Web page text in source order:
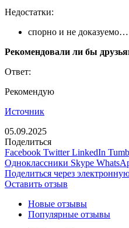
Недостатки:
спорно и не доказуемо…
Рекомендовали ли бы
Ответ:
Рекомендую
Источник
05.09.2025
Поделиться
Facebook Twitter LinkedIn
Одноклассники Skype
Поделиться через
Оставить отзыв
Новые отзывы
Популярные отзывы